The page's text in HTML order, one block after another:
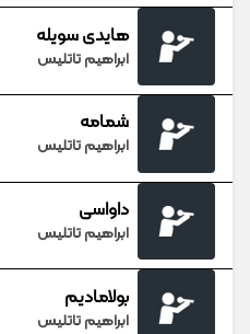
هایدی سویله
ابراهیم تاتلیس
شمامه
ابراهیم تاتلیس
داواسی
ابراهیم تاتلیس
بولامادیم
ابراهیم تاتلیس